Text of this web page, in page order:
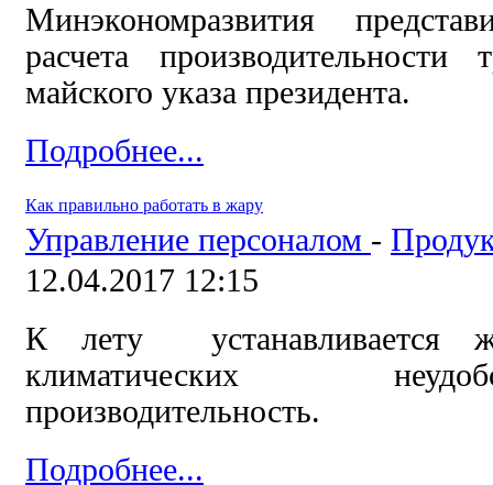
Минэкономразвития
расчета
майского указа президента.
Подробнее...
Как правильно работать в жару
Управление персоналом -
12.04.2017 12:15
К лету устанавливается
климатических
производительность.
Подробнее...